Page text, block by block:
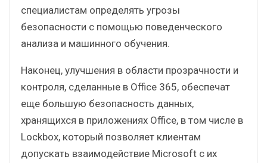
специалистам определять угрозы
безопасности с помощью поведенческого
анализа и машинного обучения.
Наконец, улучшения в области прозрачности и
контроля, сделанные в Office 365, обеспечат
еще большую безопасность данных,
хранящихся в приложениях Office, в том числе в
Lockbox, который позволяет клиентам
допускать взаимодействие Microsoft с их